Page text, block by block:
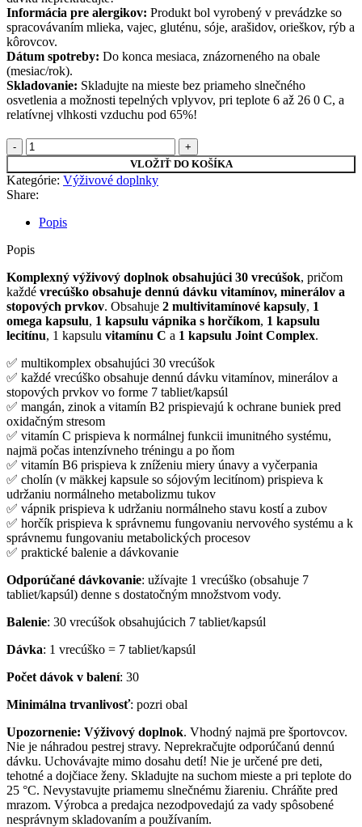
Informácia pre alergikov: Produkt bol vyrobený v prevádzke so
spracovávaním mlieka, vajec, gluténu, sóje, arašidov, orieškov, rýb a
kôrovcov.
Dátum spotreby: Do konca mesiaca, znázorneného na obale
(mesiac/rok).
Skladovanie: Skladujte na mieste bez priameho slnečného
osvetlenia a možnosti tepelných vplyvov, pri teplote 6 až 26 0 C, a
relatívnej vlhkosti vzduchu pod 65%!
množstvo
PureGold
Multi
Complex
pack
obsahom
vitamínov,
a
stopových
prvkov
–
30
VLOŽIŤ DO KOŠÍKA
Kategórie: Výživové doplnky
Share:
Popis
Popis
Komplexný výživový doplnok obsahujúci 30 vrecúšok, pričom
každé vrecúško obsahuje dennú dávku vitamínov, minerálov a
stopových prvkov. Obsahuje 2 multivitamínové kapsuly, 1
omega kapsulu, 1 kapsulu vápnika s horčíkom, 1 kapsulu
lecitínu, 1 kapsulu vitamínu C a 1 kapsulu Joint Complex.
✅ multikomplex obsahujúci 30 vrecúšok
✅ každé vrecúško obsahuje dennú dávku vitamínov, minerálov a
stopových prvkov vo forme 7 tabliet/kapsúl
✅ mangán, zinok a vitamín B2 prispievajú k ochrane buniek pred
oxidačným stresom
✅ vitamín C prispieva k normálnej funkcii imunitného systému,
najmä počas intenzívneho tréningu a po ňom
✅ vitamín B6 prispieva k zníženiu miery únavy a vyčerpania
✅ cholín (v mäkkej kapsule so sójovým lecitínom) prispieva k
udržaniu normálneho metabolizmu tukov
✅ vápnik prispieva k udržaniu normálneho stavu kostí a zubov
✅ horčík prispieva k správnemu fungovaniu nervového systému a k
správnemu fungovaniu metabolických procesov
✅ praktické balenie a dávkovanie
Odporúčané dávkovanie: užívajte 1 vrecúško (obsahuje 7
tabliet/kapsúl) denne s dostatočným množstvom vody.
Balenie: 30 vrecúšok obsahujúcich 7 tabliet/kapsúl
Dávka: 1 vrecúško = 7 tabliet/kapsúl
Počet dávok v balení: 30
Minimálna trvanlivosť: pozri obal
Upozornenie: Výživový doplnok. Vhodný najmä pre športovcov.
Nie je náhradou pestrej stravy. Neprekračujte odporúčanú dennú
dávku. Uchovávajte mimo dosahu detí! Nie je určené pre deti,
tehotné a dojčiace ženy. Skladujte na suchom mieste a pri teplote do
25 °C. Nevystavujte priamemu slnečnému žiareniu. Chráňte pred
mrazom. Výrobca a predajca nezodpovedajú za vady spôsobené
nesprávnym skladovaním a používaním.